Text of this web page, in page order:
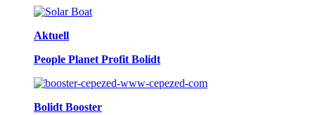
Aktuell
People Planet Profit Bolidt
Bolidt Booster